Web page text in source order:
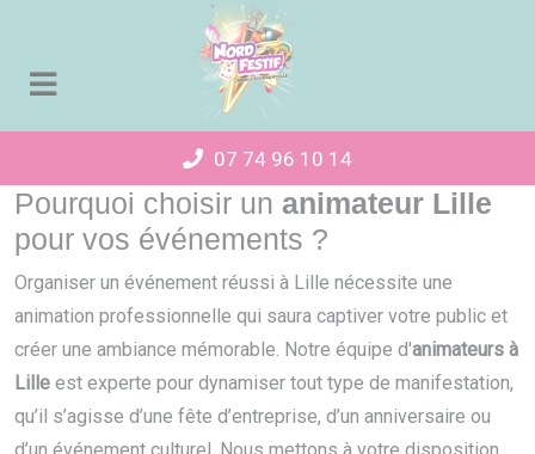
07 74 96 10 14
Pourquoi choisir un animateur Lille
pour vos événements ?
Organiser un événement réussi à Lille nécessite une
animation professionnelle qui saura captiver votre public et
créer une ambiance mémorable. Notre équipe d'animateurs à
Lille est experte pour dynamiser tout type de manifestation,
qu’il s’agisse d’une fête d’entreprise, d’un anniversaire ou
Panneau de gestion des cookies